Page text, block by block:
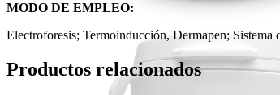
MODO DE EMPLEO:
Electroforesis; Termoinducción, Dermapen;
Productos relacionados